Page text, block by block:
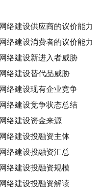
络建设供应商的议价能力
络建设消费者的议价能力
络建设新进入者威胁
络建设替代品威胁
络建设现有企业竞争
络建设竞争状态总结
络建设资金来源
络建设投融资主体
络建设投融资汇总
络建设投融资规模
络建设投融资解读